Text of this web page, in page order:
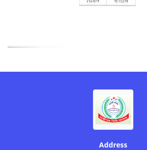
Address